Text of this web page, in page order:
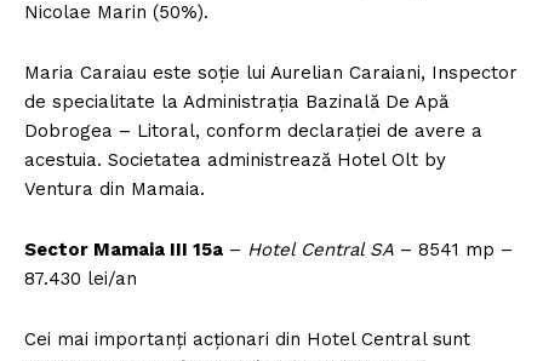
Nicolae Marin (50%).
Maria Caraiau este soție lui Aurelian Caraiani, Inspector
de specialitate la Administrația Bazinală De Apă
Dobrogea – Litoral, conform declarației de avere a
acestuia. Societatea administrează Hotel Olt by
Ventura din Mamaia.
Sector Mamaia III 15a – Hotel Central SA – 8541 mp –
87.430 lei/an
Cei mai importanți acționari din Hotel Central sunt